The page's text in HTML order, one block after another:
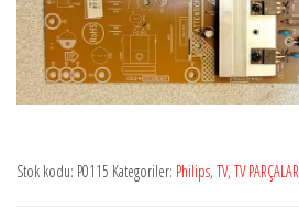
Stok kodu: P0115 Kategoriler: Philips, TV, TV